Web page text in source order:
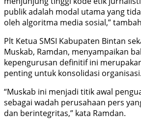
publik adalah modal utama yang
oleh algoritma media sosial,”
Plt Ketua SMSI Kabupaten Bintan
Muskab, Ramdan, menyampaikan
kepengurusan definitif ini
penting untuk konsolidasi organisasi.
“Muskab ini menjadi titik awal
sebagai wadah perusahaan pers
dan berintegritas,” kata Ramdan.